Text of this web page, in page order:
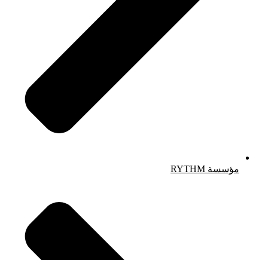
مؤسسة RYTHM